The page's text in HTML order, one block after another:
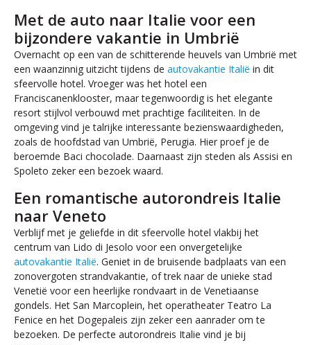
Met de auto naar Italie voor een
bijzondere vakantie in Umbrië
Overnacht op een van de schitterende heuvels van Umbrië met
een waanzinnig uitzicht tijdens de autovakantie Italië in dit
sfeervolle hotel. Vroeger was het hotel een
Franciscanenklooster, maar tegenwoordig is het elegante
resort stijlvol verbouwd met prachtige faciliteiten. In de
omgeving vind je talrijke interessante bezienswaardigheden,
zoals de hoofdstad van Umbrië, Perugia. Hier proef je de
beroemde Baci chocolade. Daarnaast zijn steden als Assisi en
Spoleto zeker een bezoek waard.
Een romantische autorondreis Italie
naar Veneto
Verblijf met je geliefde in dit sfeervolle hotel vlakbij het
centrum van Lido di Jesolo voor een onvergetelijke
autovakantie Italië. Geniet in de bruisende badplaats van een
zonovergoten strandvakantie, of trek naar de unieke stad
Venetië voor een heerlijke rondvaart in de Venetiaanse
gondels. Het San Marcoplein, het operatheater Teatro La
Fenice en het Dogepaleis zijn zeker een aanrader om te
bezoeken. De perfecte autorondreis Italie vind je bij